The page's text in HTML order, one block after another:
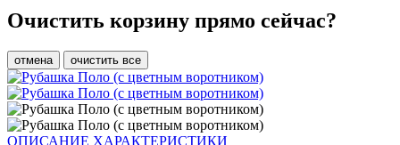
Очистить корзину прямо сейчас?
отмена очистить все
ОПИСАНИЕ ХАРАКТЕРИСТИКИ